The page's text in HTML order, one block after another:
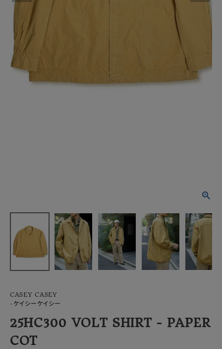
CONTENTS
SHOP
INFORMATION
ご利用ガイド
person 会員登録
CASEY CASEY
-ケイシーケイシー
25HC300 VOLT SHIRT - PAPER
COT